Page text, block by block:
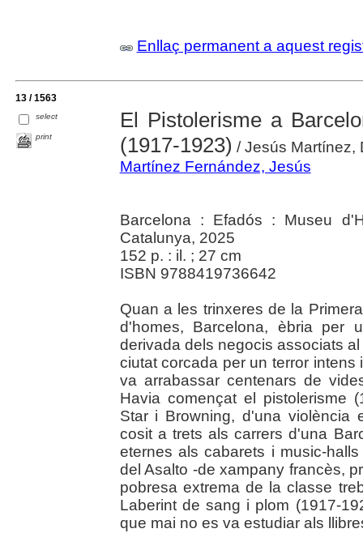
Enllaç permanent a aquest
13 / 1563
select
print
El Pistolerisme a
(1917-1923) / Jesús Martínez,
Martínez Fernández, Jesús
Barcelona : Efadós : Museu
Catalunya, 2025
152 p. : il. ; 27 cm
ISBN 9788419736642
Quan a les trinxeres de la
d'homes, Barcelona, èbria per
derivada dels negocis associats
ciutat corcada per un terror
va arrabassar centenars de
Havia començat el pistolerisme
Star i Browning, d'una violència
cosit a trets als carrers d'una
eternes als cabarets i music-
del Asalto -de xampany francès,
pobresa extrema de la classe
Laberint de sang i plom (1917-
que mai no es va estudiar als